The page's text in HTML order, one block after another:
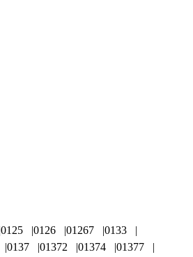
0125 0126 01267
0133
0137 01372 01374
01377